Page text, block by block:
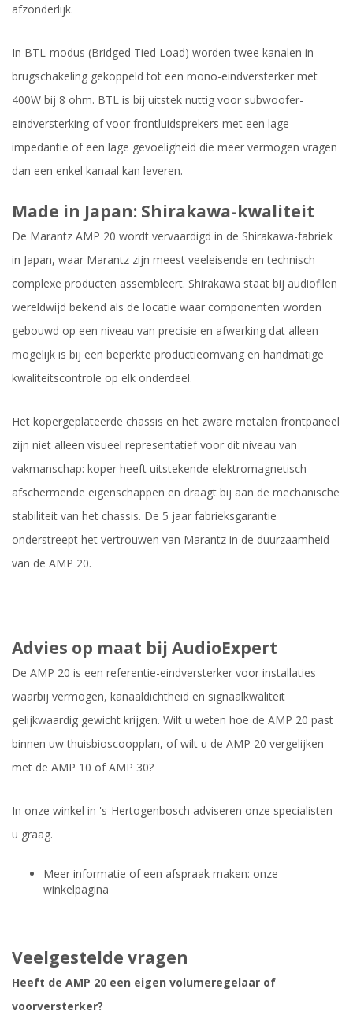
afzonderlijk.
In BTL-modus (Bridged Tied Load) worden twee kanalen in
brugschakeling gekoppeld tot een mono-eindversterker met
400W bij 8 ohm. BTL is bij uitstek nuttig voor subwoofer-
eindversterking of voor frontluidsprekers met een lage
impedantie of een lage gevoeligheid die meer vermogen vragen
dan een enkel kanaal kan leveren.
Made in Japan: Shirakawa-kwaliteit
De Marantz AMP 20 wordt vervaardigd in de Shirakawa-fabriek
in Japan, waar Marantz zijn meest veeleisende en technisch
complexe producten assembleert. Shirakawa staat bij audiofilen
wereldwijd bekend als de locatie waar componenten worden
gebouwd op een niveau van precisie en afwerking dat alleen
mogelijk is bij een beperkte productieomvang en handmatige
kwaliteitscontrole op elk onderdeel.
Het kopergeplateerde chassis en het zware metalen frontpaneel
zijn niet alleen visueel representatief voor dit niveau van
vakmanschap: koper heeft uitstekende elektromagnetisch-
afschermende eigenschappen en draagt bij aan de mechanische
stabiliteit van het chassis. De 5 jaar fabrieksgarantie
onderstreept het vertrouwen van Marantz in de duurzaamheid
van de AMP 20.
Advies op maat bij AudioExpert
De AMP 20 is een referentie-eindversterker voor installaties
waarbij vermogen, kanaaldichtheid en signaalkwaliteit
gelijkwaardig gewicht krijgen. Wilt u weten hoe de AMP 20 past
binnen uw thuisbioscoopplan, of wilt u de AMP 20 vergelijken
met de AMP 10 of AMP 30?
In onze winkel in 's-Hertogenbosch adviseren onze specialisten
u graag.
Meer informatie of een afspraak maken: onze
winkelpagina
Veelgestelde vragen
Heeft de AMP 20 een eigen volumeregelaar of
voorversterker?